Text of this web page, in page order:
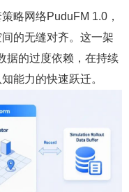
略网络PuduFM 1.0，
的无缝对齐。这一架
据的过度依赖，在持续
能力的快速跃迁。